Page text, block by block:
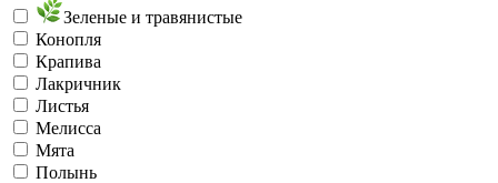
Зеленые и травянистые
Конопля
Крапива
Лакричник
Листья
Мелисса
Мята
Полынь